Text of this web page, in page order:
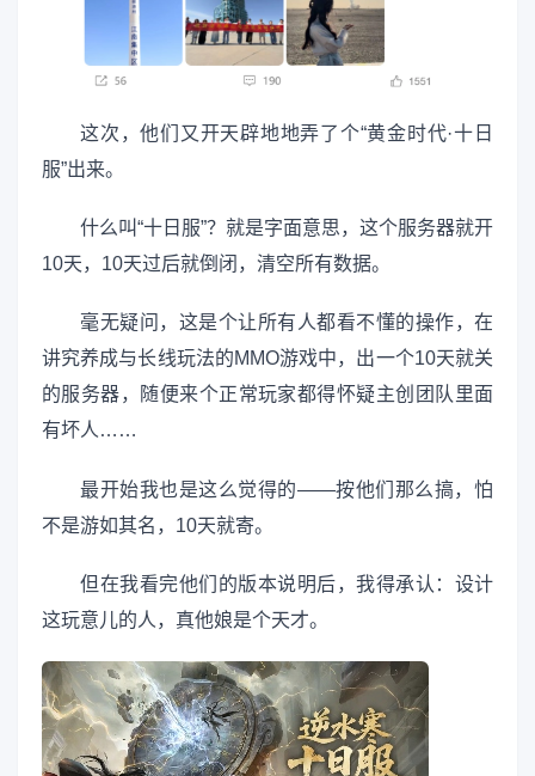
这次，他们又开天辟地地弄了个“黄金时代·十日
服”出来。
什么叫“十日服”？就是字面意思，这个服务器就开
10天，10天过后就倒闭，清空所有数据。
毫无疑问，这是个让所有人都看不懂的操作，在
讲究养成与长线玩法的MMO游戏中，出一个10天就关
的服务器，随便来个正常玩家都得怀疑主创团队里面
有坏人……
最开始我也是这么觉得的——按他们那么搞，怕
不是游如其名，10天就寄。
但在我看完他们的版本说明后，我得承认：设计
这玩意儿的人，真他娘是个天才。